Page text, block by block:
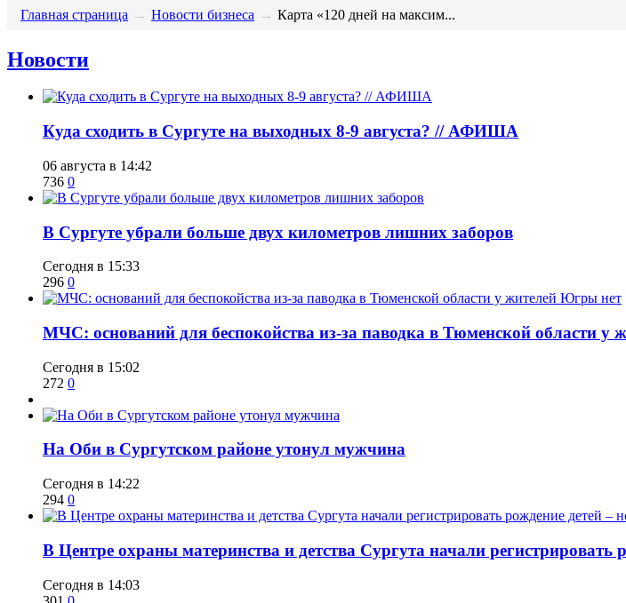
Главная страница → Новости бизнеса → ​Карта «120 дней на максим...
Новости
​Куда сходить в Сургуте на выходных 8-9 августа? // АФИША
06 августа в 14:42
736 0
​В Сургуте убрали больше двух километров лишних заборов
Сегодня в 15:33
296 0
​МЧС: оснований для беспокойства из-за паводка в Тюменской области у
Сегодня в 15:02
272 0
​На Оби в Сургутском районе утонул мужчина
Сегодня в 14:22
294 0
​В Центре охраны материнства и детства Сургута начали
Сегодня в 14:03